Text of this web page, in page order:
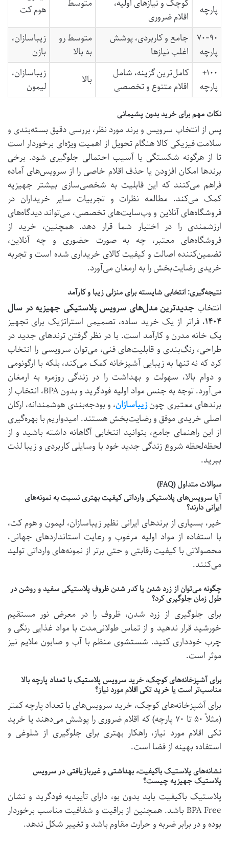
پارچه
کوچک و نیازهای اولیه،
اقلام ضروری
متوسط
هوم کت
۷۰-۹۰
پارچه
جامع و کاربردی، پوشش
اغلب نیازها
متوسط رو
به بالا
زیباسازان،
بازن
۱۰۰+
پارچه
کامل‌ترین گزینه، شامل
اقلام متنوع و تخصصی
بالا
زیباسازان،
لیمون
نکات مهم برای خرید بدون پشیمانی
پس از انتخاب سرویس و برند مورد نظر، بررسی دقیق بسته‌بندی و
سلامت فیزیکی کالا هنگام تحویل از اهمیت ویژه‌ای برخوردار است
تا از هرگونه شکستگی یا آسیب احتمالی جلوگیری شود. برخی
برندها امکان افزودن یا حذف اقلام خاصی را از سرویس‌های آماده
فراهم می‌کنند که این قابلیت به شخصی‌سازی بیشتر جهیزیه
کمک می‌کند. مطالعه نظرات و تجربیات سایر خریداران در
فروشگاه‌های آنلاین و وب‌سایت‌های تخصصی، می‌تواند دیدگاه‌های
ارزشمندی را در اختیار شما قرار دهد. همچنین، خرید از
فروشگاه‌های معتبر، چه به صورت حضوری و چه آنلاین،
تضمین‌کننده اصالت و کیفیت کالای خریداری شده است و تجربه
خریدی رضایت‌بخش را به ارمغان می‌آورد.
نتیجه‌گیری: انتخابی شایسته برای منزلی زیبا و کارآمد
انتخاب جدیدترین مدل‌های سرویس پلاستیکی جهیزیه در سال
۱۴۰۴، فراتر از یک خرید ساده، تصمیمی استراتژیک برای تجهیز
یک خانه مدرن و کارآمد است. با در نظر گرفتن ترندهای جدید در
طراحی، رنگ‌بندی و قابلیت‌های فنی، می‌توان سرویسی را انتخاب
کرد که نه تنها به زیبایی آشپزخانه کمک می‌کند، بلکه با ارگونومی
و دوام بالا، سهولت و بهداشت را در زندگی روزمره به ارمغان
می‌آورد. توجه به جنس مواد اولیه فودگرید و بدون BPA، انتخاب از
برندهای معتبری چونزیباسازان، و بودجه‌بندی هوشمندانه، ارکان
اصلی خریدی موفق و رضایت‌بخش هستند. امیدواریم با بهره‌گیری
از این راهنمای جامع، بتوانید انتخابی آگاهانه داشته باشید و از
لحظه‌لحظه شروع زندگی جدید خود با وسایلی کاربردی و زیبا لذت
ببرید.
سوالات متداول (FAQ)
آیا سرویس‌های پلاستیکی وارداتی کیفیت بهتری نسبت به نمونه‌های
ایرانی دارند؟
خیر، بسیاری از برندهای ایرانی نظیر زیباسازان، لیمون و هوم کت،
با استفاده از مواد اولیه مرغوب و رعایت استانداردهای جهانی،
محصولاتی با کیفیت رقابتی و حتی برتر از نمونه‌های وارداتی تولید
می‌کنند.
چگونه می‌توان از زرد شدن یا کدر شدن ظروف پلاستیکی سفید و روشن در
طول زمان جلوگیری کرد؟
برای جلوگیری از زرد شدن، ظروف را در معرض نور مستقیم
خورشید قرار ندهید و از تماس طولانی‌مدت با مواد غذایی رنگی و
چرب خودداری کنید. شستشوی منظم با آب و صابون ملایم نیز
موثر است.
برای آشپزخانه‌های کوچک، خرید سرویس پلاستیک با تعداد پارچه بالا
مناسب‌تر است یا خرید تکی اقلام مورد نیاز؟
برای آشپزخانه‌های کوچک، خرید سرویس‌های با تعداد پارچه کمتر
(مثلاً ۵۰ تا ۷۰ پارچه) که اقلام ضروری را پوشش می‌دهند یا خرید
تکی اقلام مورد نیاز، راهکار بهتری برای جلوگیری از شلوغی و
استفاده بهینه از فضا است.
نشانه‌های پلاستیک باکیفیت، بهداشتی و غیربازیافتی در سرویس
پلاستیک جهیزیه چیست؟
پلاستیک باکیفیت باید بدون بو، دارای تأییدیه فودگرید و نشان
BPA Free باشد. همچنین از براقیت و شفافیت مناسب برخوردار
بوده و در برابر ضربه و حرارت مقاوم باشد و تغییر شکل ندهد.